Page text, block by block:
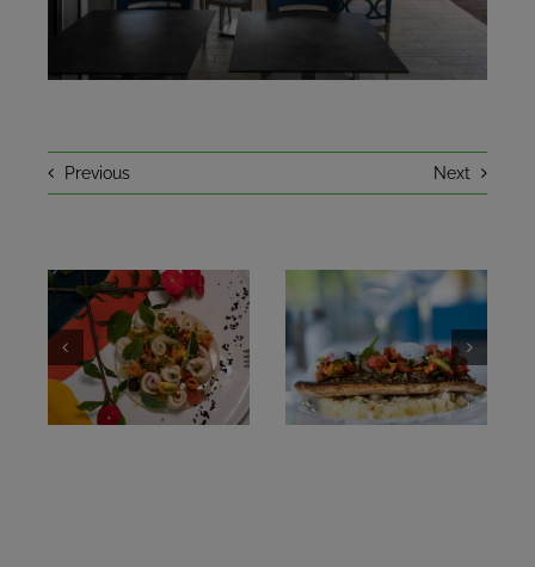
EN CE MOMENT
RÉSERVER
Previous Next